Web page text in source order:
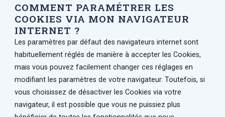
COMMENT PARAMÉTRER LES
COOKIES VIA MON NAVIGATEUR
INTERNET ?
Les paramètres par défaut des navigateurs internet sont
habituellement réglés de manière à accepter les Cookies,
mais vous pouvez facilement changer ces réglages en
modifiant les paramètres de votre navigateur. Toutefois, si
vous choisissez de désactiver les Cookies via votre
navigateur, il est possible que vous ne puissiez plus